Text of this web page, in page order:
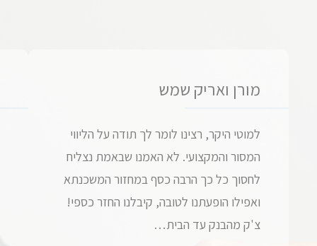
מורן ואריק שמש
למוטי היקר, רצינו לומר לך תודה על הליווי
המסור והמקצועי. לא האמנו שבאמת נצליח
לחסוך כל כך הרבה כסף במחזור המשכנתא
ואפילו הופעתנו לטובה, קיבלנו החזר כספי!
צ'ק מהבנק עד הבית…